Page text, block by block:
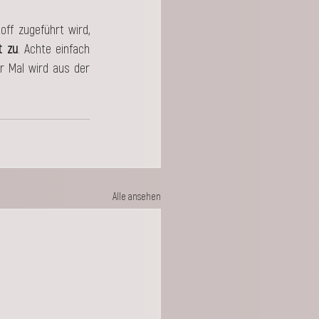
zugeführt wird,
zu. Achte einfach
Mal wird aus der
Alle ansehen